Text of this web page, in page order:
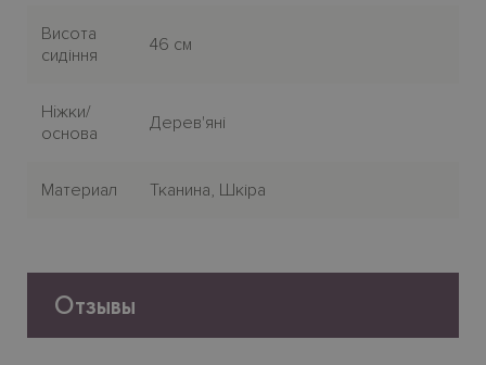
Висота
сидіння
46 см
Нiжки/
основа
Дерев'яні
Материал Тканина, Шкіра
Отзывы